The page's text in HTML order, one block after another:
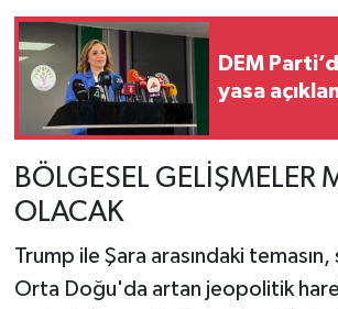
DEM
yasa
BÖLGESEL GELİŞMELER
OLACAK
Trump ile Şara arasındaki
Orta Doğu'da artan jeopolitik